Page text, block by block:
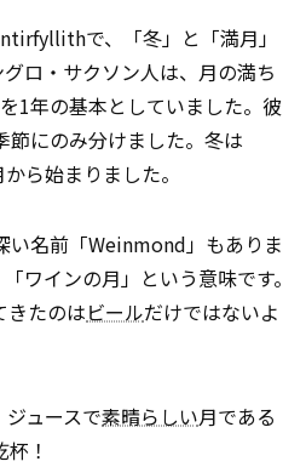
で、「冬」と「満月」
ロ・サクソン人は、月の満ち
1年の基本としていました。彼
節にのみ分けました。冬は
ら始まりました。
い名前「Weinmond」もありま
ワインの月」という意味です。
きたのはビールだけではないよ
ュースで――素晴らしい月である
！